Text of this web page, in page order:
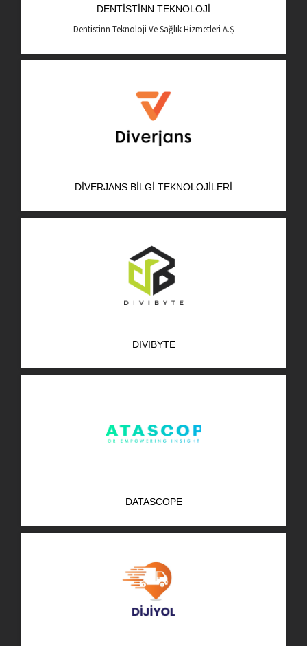
AR-GE Portal
Kariyer Portal
EN
DENTISTINN TEKNOLOJI
Dentistinn Teknoloji Ve Sağlık Hizmetleri A.Ş
DIVERJANS BILGI TEKNOLOJILERI
DIVIBYTE
DATASCOPE